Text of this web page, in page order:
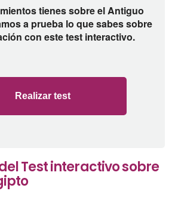
tienes sobre el Antiguo
a prueba lo que sabes sobre
con este test interactivo.
Realizar test
Test interactivo sobre